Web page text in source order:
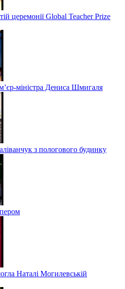
церемонії Global Teacher Prize
міністра Дениса Шмигаля
з пологового будинку
Наталі Могилевській